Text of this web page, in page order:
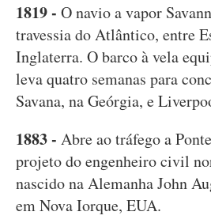
1819 - O navio a vapor
travessia do Atlântico, entre
Inglaterra. O barco à vela
leva quatro semanas para
Savana, na Geórgia, e
1883 - Abre ao tráfego a
projeto do engenheiro civil
nascido na Alemanha John
em Nova Iorque, EUA.